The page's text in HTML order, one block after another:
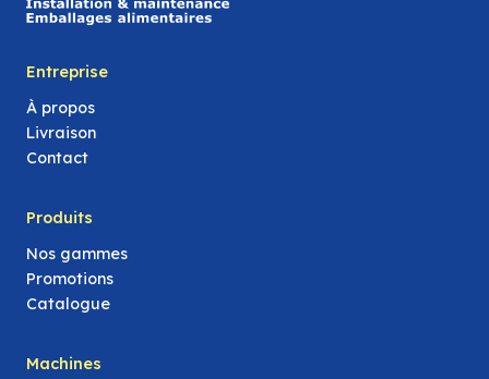
Entreprise
À propos
Livraison
Contact
Produits
Nos gammes
Promotions
Catalogue
Machines